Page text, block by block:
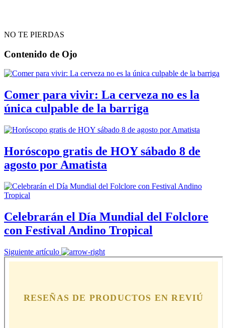
NO TE PIERDAS
Contenido de Ojo
Comer para vivir: La cerveza no es la
única culpable de la barriga
Horóscopo gratis de HOY sábado 8 de
agosto por Amatista
Celebrarán el Día Mundial del Folclore
con Festival Andino Tropical
Siguiente artículo